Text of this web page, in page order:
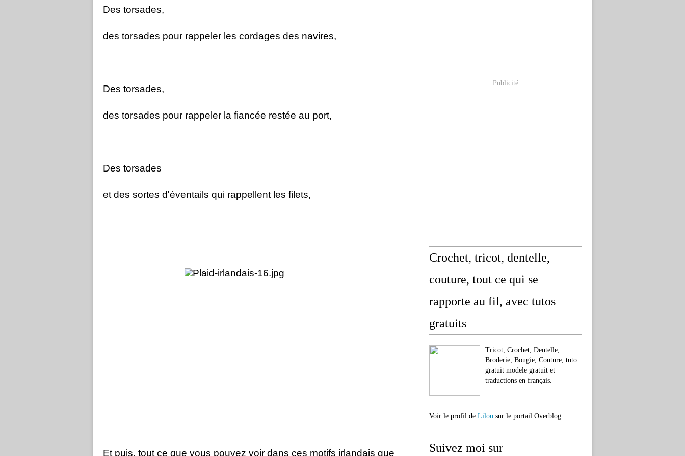
Des torsades,
des torsades pour rappeler les cordages des navires,
Des torsades,
des torsades pour rappeler la fiancée restée au port,
Des torsades
et des sortes d'éventails qui rappellent les filets,
Et puis, tout ce que vous pouvez voir dans ces motifs irlandais que
Publicité
Crochet, tricot, dentelle,
couture, tout ce qui se
rapporte au fil, avec tutos
gratuits
Tricot, Crochet, Dentelle,
Broderie, Bougie, Couture, tuto
gratuit modele gratuit et
traductions en français.
Voir le profil de Lilou sur le portail Overblog
Suivez moi sur